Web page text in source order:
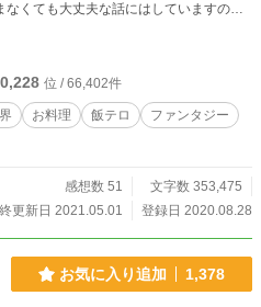
なくても大丈夫な話にはしていますの
ければと思います('◇')ゞ
位 / 66,402件
お料理 飯テロ
ファンタジー
感想数 51
文字数 353,475
更新日 2021.05.01
登録日 2020.08.28
お気に入り追加 1,378